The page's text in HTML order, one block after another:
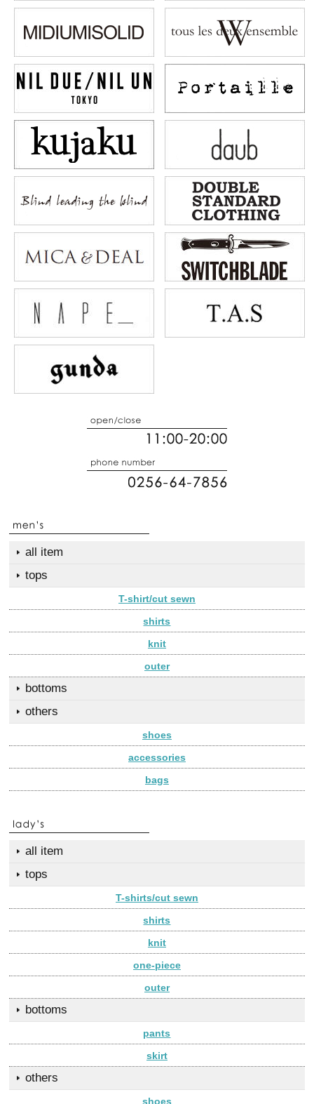
all item
tops
T-shirt/cut sewn
shirts
knit
outer
bottoms
others
shoes
accessories
bags
all item
tops
T-shirts/cut sewn
shirts
knit
one-piece
outer
bottoms
pants
skirt
others
shoes